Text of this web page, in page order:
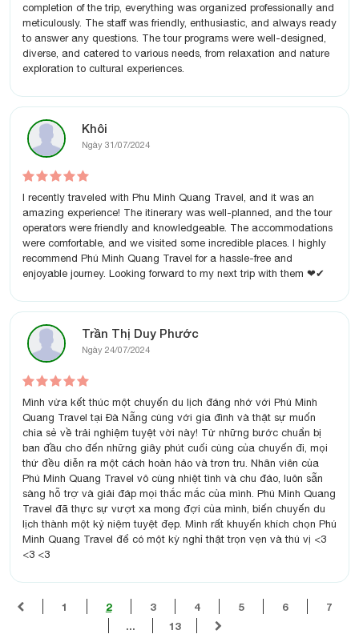
completion of the trip, everything was organized professionally and
meticulously. The staff was friendly, enthusiastic, and always ready
to answer any questions. The tour programs were well-designed,
diverse, and catered to various needs, from relaxation and nature
exploration to cultural experiences.
Khôi
Ngày 31/07/2024
I recently traveled with Phu Minh Quang Travel, and it was an
amazing experience! The itinerary was well-planned, and the tour
operators were friendly and knowledgeable. The accommodations
were comfortable, and we visited some incredible places. I highly
recommend Phú Minh Quang Travel for a hassle-free and
enjoyable journey. Looking forward to my next trip with them ❤✔
Trần Thị Duy Phước
Ngày 24/07/2024
Mình vừa kết thúc một chuyến du lịch đáng nhớ với Phú Minh
Quang Travel tại Đà Nẵng cùng với gia đình và thật sự muốn
chia sẻ về trải nghiệm tuyệt vời này! Từ những bước chuẩn bị
ban đầu cho đến những giây phút cuối cùng của chuyến đi, mọi
thứ đều diễn ra một cách hoàn hảo và trơn tru. Nhân viên của
Phú Minh Quang Travel vô cùng nhiệt tình và chu đáo, luôn sẵn
sàng hỗ trợ và giải đáp mọi thắc mắc của mình. Phú Minh Quang
Travel đã thực sự vượt xa mong đợi của mình, biến chuyến du
lịch thành một kỷ niệm tuyệt đẹp. Mình rất khuyến khích chọn Phú
Minh Quang Travel để có một kỳ nghỉ thật trọn vẹn và thú vị <3
<3 <3
1 2 3 4 5 6
7
...
13